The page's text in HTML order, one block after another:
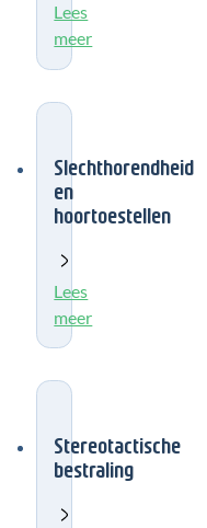
Lees
meer
Slechthorendheid
en
hoortoestellen
Lees
meer
Stereotactische
bestraling